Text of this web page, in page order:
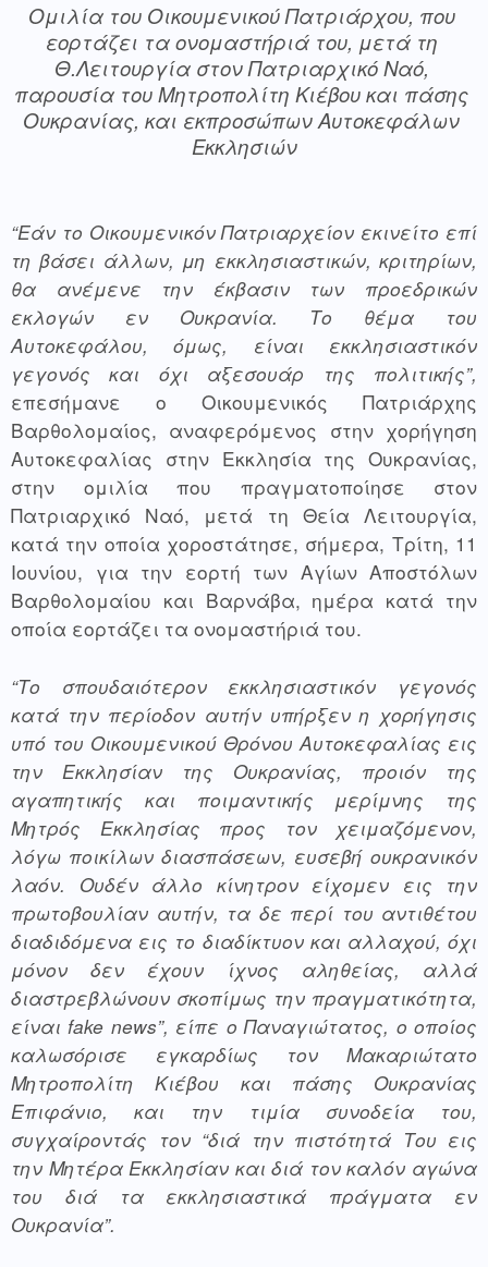
Ομιλία του Οικουμενικού Πατριάρχου, που
εορτάζει τα ονομαστήριά του, μετά τη
Θ.Λειτουργία στον Πατριαρχικό Ναό,
παρουσία του Μητροπολίτη Κιέβου και πάσης
Ουκρανίας, και εκπροσώπων Αυτοκεφάλων
Εκκλησιών
“Εάν το Οικουμενικόν Πατριαρχείον εκινείτο επί
τη βάσει άλλων, μη εκκλησιαστικών, κριτηρίων,
θα ανέμενε την έκβασιν των προεδρικών
εκλογών εν Ουκρανία. Το θέμα του
Αυτοκεφάλου, όμως, είναι εκκλησιαστικόν
επεσήμανε ο Οικουμενικός Πατριάρχης
Βαρθολομαίος, αναφερόμενος στην χορήγηση
Αυτοκεφαλίας στην Εκκλησία της Ουκρανίας,
στην ομιλία που πραγματοποίησε στον
Πατριαρχικό Ναό, μετά τη Θεία Λειτουργία,
κατά την οποία χοροστάτησε, σήμερα, Τρίτη, 11
Ιουνίου, για την εορτή των Αγίων Αποστόλων
Βαρθολομαίου και Βαρνάβα, ημέρα κατά την
οποία εορτάζει τα ονομαστήριά του.
“Το σπουδαιότερον εκκλησιαστικόν γεγονός
κατά την περίοδον αυτήν υπήρξεν η χορήγησις
υπό του Οικουμενικού Θρόνου Αυτοκεφαλίας εις
την Εκκλησίαν της Ουκρανίας, προιόν της
αγαπητικής και ποιμαντικής μερίμνης της
Μητρός Εκκλησίας προς τον χειμαζόμενον,
λόγω ποικίλων διασπάσεων, ευσεβή ουκρανικόν
λαόν. Ουδέν άλλο κίνητρον είχομεν εις την
πρωτοβουλίαν αυτήν, τα δε περί του αντιθέτου
διαδιδόμενα εις το διαδίκτυον και αλλαχού, όχι
μόνον δεν έχουν ίχνος αληθείας, αλλά
διαστρεβλώνουν σκοπίμως την πραγματικότητα,
είναι fake news”, είπε ο Παναγιώτατος, ο οποίος
καλωσόρισε εγκαρδίως τον Μακαριώτατο
Μητροπολίτη Κιέβου και πάσης Ουκρανίας
Επιφάνιο, και την τιμία συνοδεία του,
συγχαίροντάς τον “διά την πιστότητά Του εις
την Μητέρα Εκκλησίαν και διά τον καλόν αγώνα
του διά τα εκκλησιαστικά πράγματα εν
Ουκρανία”.